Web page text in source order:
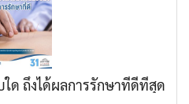
ด ถึงได้ผลการรักษาที่ดีที่สุด